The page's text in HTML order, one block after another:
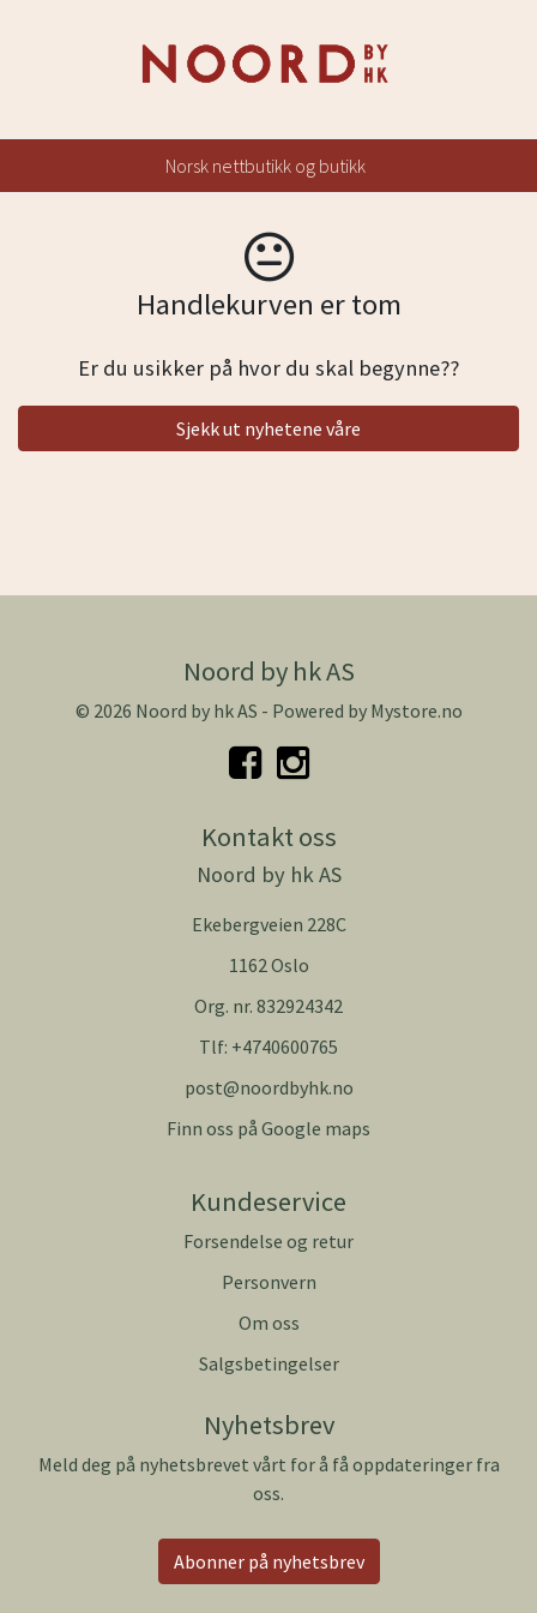
Norsk nettbutikk og butikk
Handlekurven er tom
Er du usikker på hvor du skal begynne??
Sjekk ut nyhetene våre
Noord by hk AS
© 2026 Noord by hk AS - Powered by Mystore.no
Kontakt oss
Noord by hk AS
Ekebergveien 228C
1162 Oslo
Org. nr. 832924342
Tlf: +4740600765
post@noordbyhk.no
Finn oss på Google maps
Kundeservice
Forsendelse og retur
Personvern
Om oss
Salgsbetingelser
Nyhetsbrev
Meld deg på nyhetsbrevet vårt for å få oppdateringer fra
oss.
Abonner på nyhetsbrev